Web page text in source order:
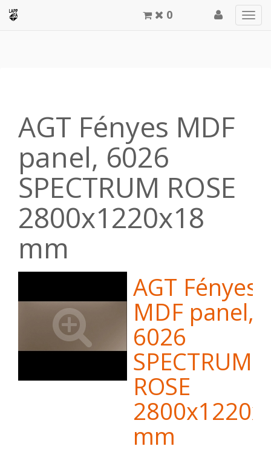
0
AGT Fényes MDF
panel, 6026
SPECTRUM ROSE
2800x1220x18
mm
AGT Fényes
MDF panel,
6026
SPECTRUM
ROSE
mm